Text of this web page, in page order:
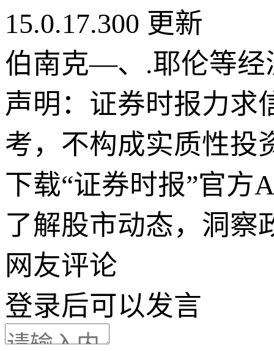
15.0.17.300 更新
伯南克—、.耶伦等经
声明：证券时报力求
考，不构成实质性投
下载“证券时报”官方
了解股市动态，洞察
网友评论
登录后可以发言